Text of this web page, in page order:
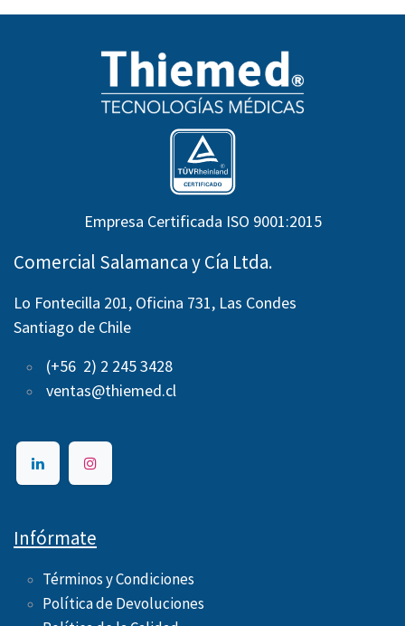
Empresa Certificada ISO 9001:2015
Comercial Salamanca y Cía Ltda.
Lo Fontecilla 201, Oficina 731, Las Condes
Santiago de Chile
(+56 2) 2 245 3428
ventas@thiemed.cl
Infórmate
Términos y Condiciones
Política de Devoluciones